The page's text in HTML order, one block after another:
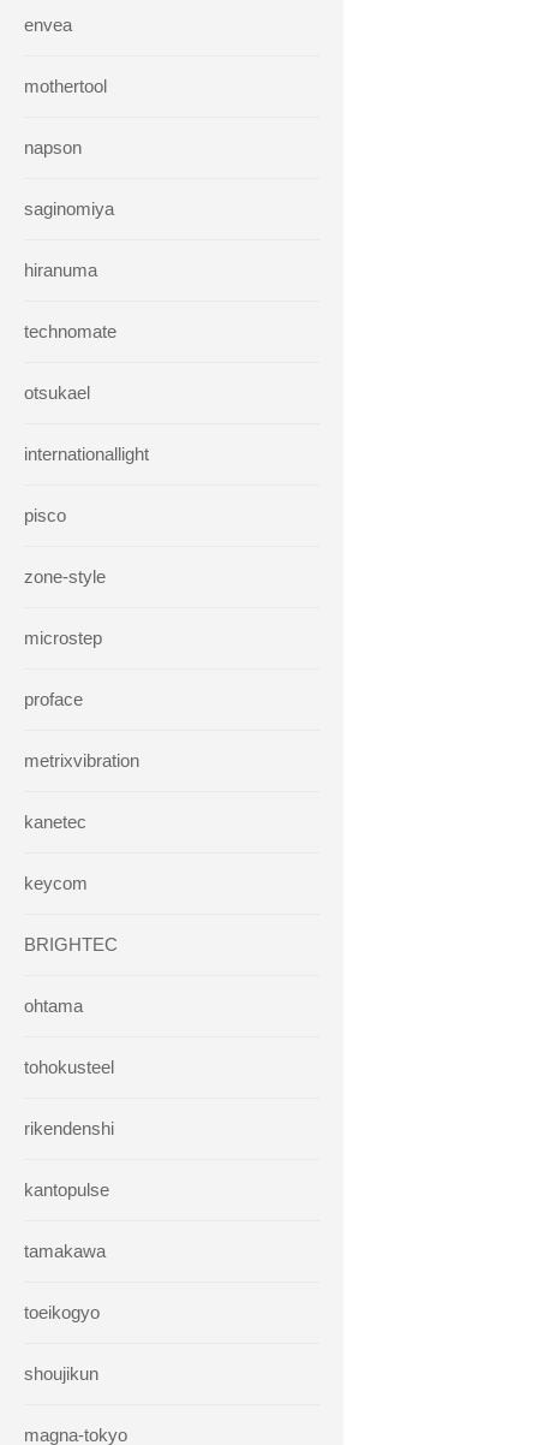
envea
mothertool
napson
saginomiya
hiranuma
technomate
otsukael
internationallight
pisco
zone-style
microstep
proface
metrixvibration
kanetec
keycom
BRIGHTEC
ohtama
tohokusteel
rikendenshi
kantopulse
tamakawa
toeikogyo
shoujikun
magna-tokyo